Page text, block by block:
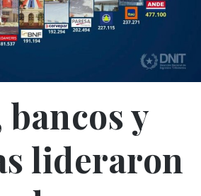
bancos y
lideraron